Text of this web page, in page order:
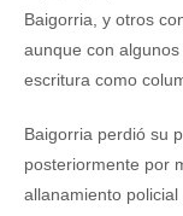
Baigorria, y otros
aunque con
escritura como
Baigorria perdió su
posteriormente por
allanamiento